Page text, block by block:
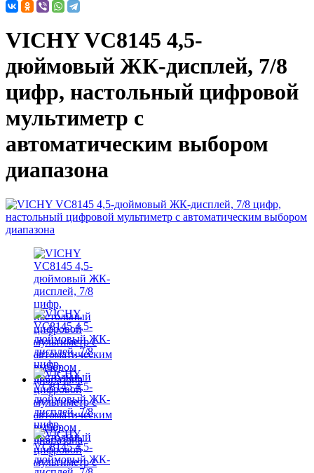
VICHY VC8145 4,5-
дюймовый ЖК-дисплей, 7/8
цифр, настольный цифровой
мультиметр с
автоматическим выбором
диапазона